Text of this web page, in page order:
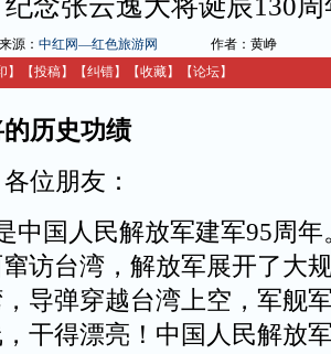
念张云逸大将诞辰130
来源： 中红网—红色旅游网
作者：黄峥
】 【投稿】 【纠错】 【收藏】 【论坛】
历史功绩
位朋友：
国人民解放军建军95周年
访台湾，解放军展开了大
导弹穿越台湾上空，军舰
干得漂亮！中国人民解放